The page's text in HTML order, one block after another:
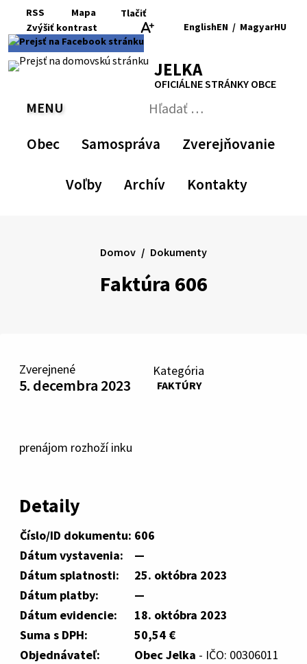
Preskočiť
obsah
RSS
RSS
Mapa
Mapa
Tlačiť
Tlačiť
Zvýšiť kontrast
Zvýšiť
kontrast
Zmenšiť
veľkosť
Nastaviť
pôvodnú
veľkosť
písma
veľkosť
písma
EnglishEN
English
/ MagyarHU
Magyar
JELKA
OFICIÁLNE STRÁNKY OBCE
PREPNÚŤ
MENU
Obec Samospráva Zverejňovanie
Voľby Archív Kontakty
Hľadať:
formulár
Faktúra 606
Domov Dokumenty
Zverejnené
5. decembra 2023
Kategória
FAKTÚRY
prenájom rozhoží inku
Detaily
Číslo/ID dokumentu: 606
Dátum vystavenia:
—
Dátum splatnosti:
25. októbra 2023
Dátum platby:
—
Dátum evidencie:
18. októbra 2023
Suma s DPH:
50,54 €
Objednávateľ:
Obec Jelka - IČO: 00306011